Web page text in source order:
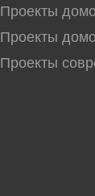
Проекты
Проекты
Проекты